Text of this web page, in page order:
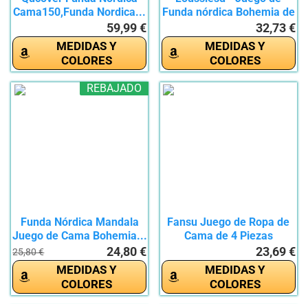
Cama150,Funda Nordica...
59,99 €
MEDIDAS Y
COLORES
Funda nórdica Bohemia de
32,73 €
MEDIDAS Y
COLORES
REBAJADO
Funda Nórdica Mandala
Juego de Cama Bohemia...
25,80 € 24,80 €
MEDIDAS Y
COLORES
Fansu Juego de Ropa de
Cama de 4 Piezas
23,69 €
MEDIDAS Y
COLORES